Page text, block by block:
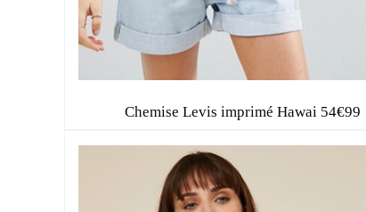
Chemise Levis imprimé Hawai 54€99